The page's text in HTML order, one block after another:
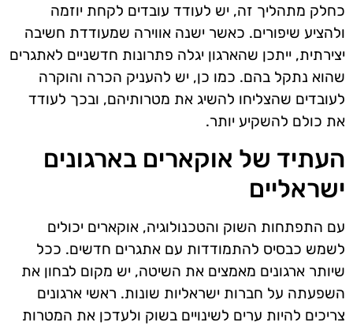
כחלק מתהליך זה, יש לעודד עובדים לקחת יוזמה
ולהציע שיפורים. כאשר ישנה אווירה שמעודדת חשיבה
יצירתית, ייתכן שהארגון יגלה פתרונות חדשניים לאתגרים
שהוא נתקל בהם. כמו כן, יש להעניק הכרה והוקרה
לעובדים שהצליחו להשיג את מטרותיהם, ובכך לעודד
את כולם להשקיע יותר.
העתיד של אוקארים בארגונים
ישראליים
עם התפתחות השוק והטכנולוגיה, אוקארים יכולים
לשמש כבסיס להתמודדות עם אתגרים חדשים. ככל
שיותר ארגונים מאמצים את השיטה, יש מקום לבחון את
השפעתה על חברות ישראליות שונות. ראשי ארגונים
צריכים להיות ערים לשינויים בשוק ולעדכן את המטרות